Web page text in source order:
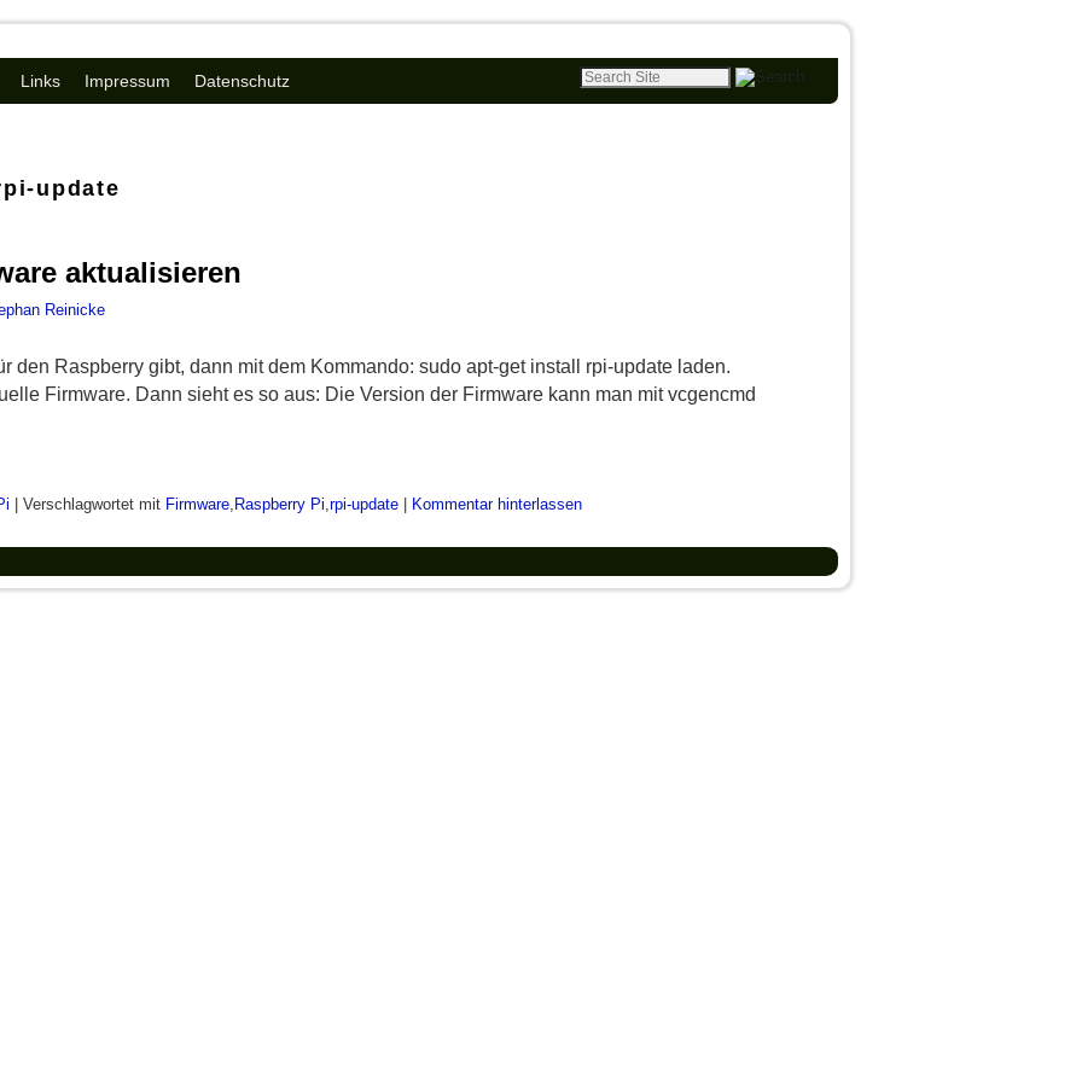
Links Impressum Datenschutz
update
aktualisieren
Reinicke
den Raspberry gibt, dann mit dem Kommando: sudo apt-get install rpi-update laden.
Firmware. Dann sieht es so aus: Die Version der Firmware kann man mit vcgencmd
Verschlagwortet mit Firmware, Raspberry Pi,rpi-update Kommentar hinterlassen